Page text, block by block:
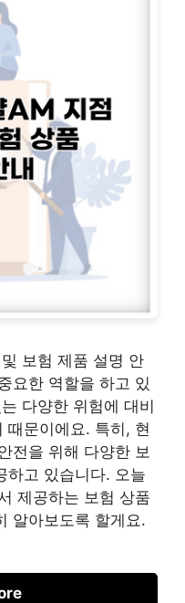
보험 제품 설명 안
요한 역할을 하고 있
다양한 위험에 대비
때문이에요. 특히, 현
전을 위해 다양한 보
하고 있습니다. 오늘
제공하는 보험 상품
알아보도록 할게요.